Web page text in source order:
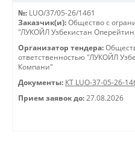
№: LUO/37/05-26/1461
Заказчик(и): Общество с
"ЛУКОЙЛ Узбекистан
Организатор тендера:
ответственностью "ЛУКОЙЛ
Компани"
Документы: КТ LUO-37-05-26-
Прием заявок до: 27.08.2026